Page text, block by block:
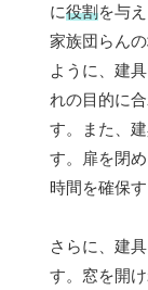
に役割を与
家族団らん
ように、建
れの目的に
す。また、
す。扉を閉
時間を確保
さらに、建
す。窓を開